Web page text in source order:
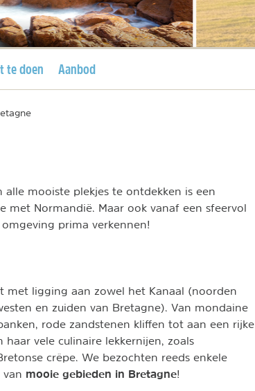
te doen Aanbod
alle mooiste plekjes te ontdekken is een
met Normandië. Maar ook vanaf een sfeervol
prima verkennen!
met ligging aan zowel het Kanaal (noorden
en zuiden van Bretagne). Van mondaine
rode zandstenen kliffen tot aan een rijke
haar vele culinaire lekkernijen, zoals
crêpe. We bezochten reeds enkele
van mooie gebieden in Bretagne!